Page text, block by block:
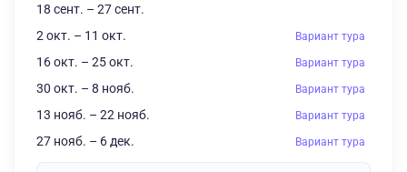
18 сент. – 27 сент.
2 окт. – 11 окт.
Вариант тура
16 окт. – 25 окт. Вариант тура
30 окт. – 8 нояб. Вариант тура
13 нояб. – 22 нояб. Вариант тура
27 нояб. – 6 дек. Вариант тура